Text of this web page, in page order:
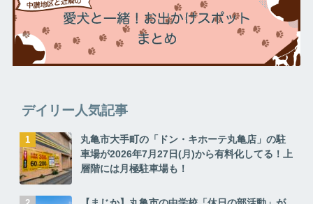
デイリー人気記事
丸亀市大手町の「ドン・キホーテ丸亀店」の駐
車場が2026年7月27日(月)から有料化してる！上
層階には月極駐車場も！